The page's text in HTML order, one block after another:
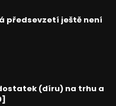
předsevzetí ještě není
(díru) na trhu a